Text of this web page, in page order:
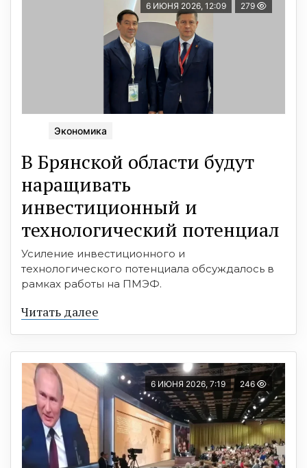
6 ИЮНЯ 2026, 12:09 279
Экономика
В Брянской области будут
наращивать
инвестиционный и
технологический потенциал
Усиление инвестиционного и
технологического потенциала обсуждалось в
рамках работы на ПМЭФ.
Читать далее
6 ИЮНЯ 2026, 7:19 246